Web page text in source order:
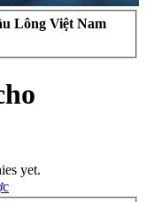
Lông Việt Nam
yet.